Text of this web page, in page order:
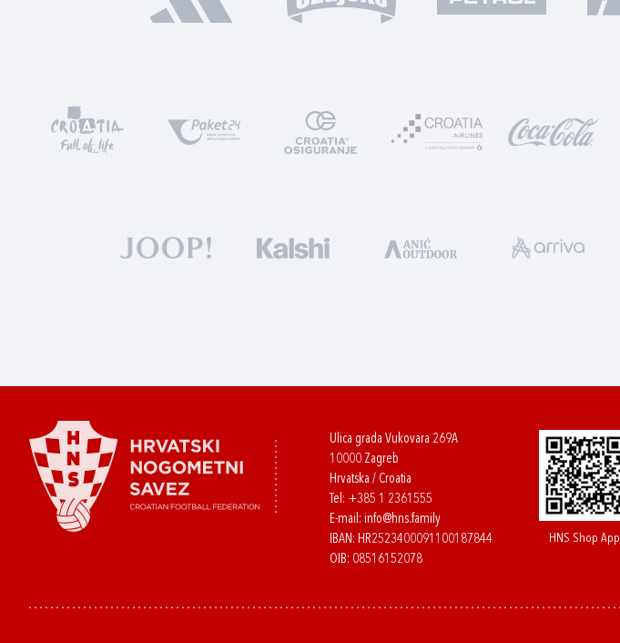
Ulica grada Vukovara 269A
10000 Zagreb
Hrvatska / Croatia
Tel: +385 1 2361555
E-mail: info@hns.family
IBAN: HR2523400091100187844
OIB: 08516152078
HNS Shop App